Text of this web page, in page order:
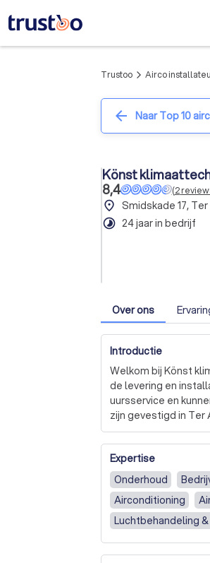
Trustoo arrow_forward_ios Airco
arrow_back Naar Top 10
Könst
8,4
(2
place Smidskade 17,
timelapse 24 jaar in bedrijf
Over ons
Introductie
Welkom bij Könst
de levering en
uursservice en
zijn gevestigd in Ter
Amsterdam, Utrecht
nazorg die wij
kennismaking en
Expertise
Onderhoud
Airconditioning
Luchtbehandeling